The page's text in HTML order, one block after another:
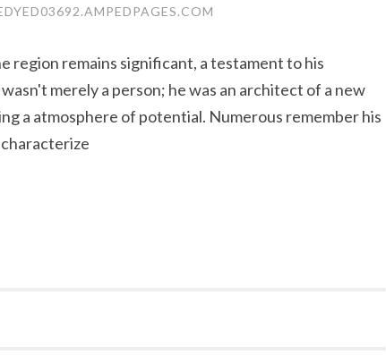
region remains significant, a testament to his
merely a person; he was an architect of a new
a atmosphere of potential. Numerous remember his